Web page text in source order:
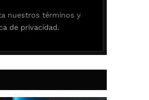
nuestros términos y
de privacidad.